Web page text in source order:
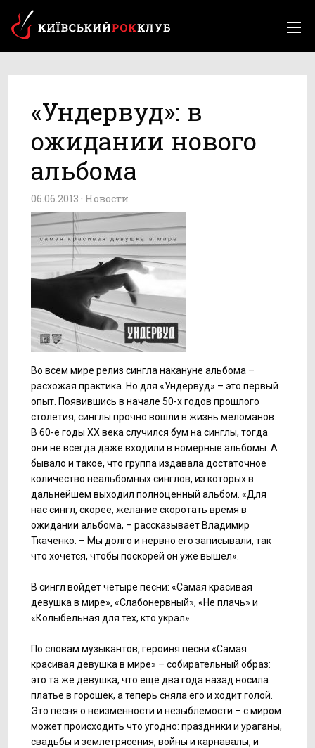
«Ундервуд»: в
ожидании нового
альбома
06.06.2013 · Новости
Во всем мире релиз сингла накануне альбома –
расхожая практика. Но для «Ундервуд» – это первый
опыт. Появившись в начале 50-х годов прошлого
столетия, синглы прочно вошли в жизнь меломанов.
В 60-е годы ХХ века случился бум на синглы, тогда
они не всегда даже входили в номерные альбомы. А
бывало и такое, что группа издавала достаточное
количество неальбомных синглов, из которых в
дальнейшем выходил полноценный альбом. «Для
нас сингл, скорее, желание скоротать время в
ожидании альбома, – рассказывает Владимир
Ткаченко. – Мы долго и нервно его записывали, так
что хочется, чтобы поскорей он уже вышел».
В сингл войдёт четыре песни: «Самая красивая
девушка в мире», «Слабонервный», «Не плачь» и
«Колыбельная для тех, кто украл».
По словам музыкантов, героиня песни «Самая
красивая девушка в мире» – собирательный образ:
это та же девушка, что ещё два года назад носила
платье в горошек, а теперь сняла его и ходит голой.
Это песня о неизменности и незыблемости – с миром
может происходить что угодно: праздники и ураганы,
свадьбы и землетрясения, войны и карнавалы, и